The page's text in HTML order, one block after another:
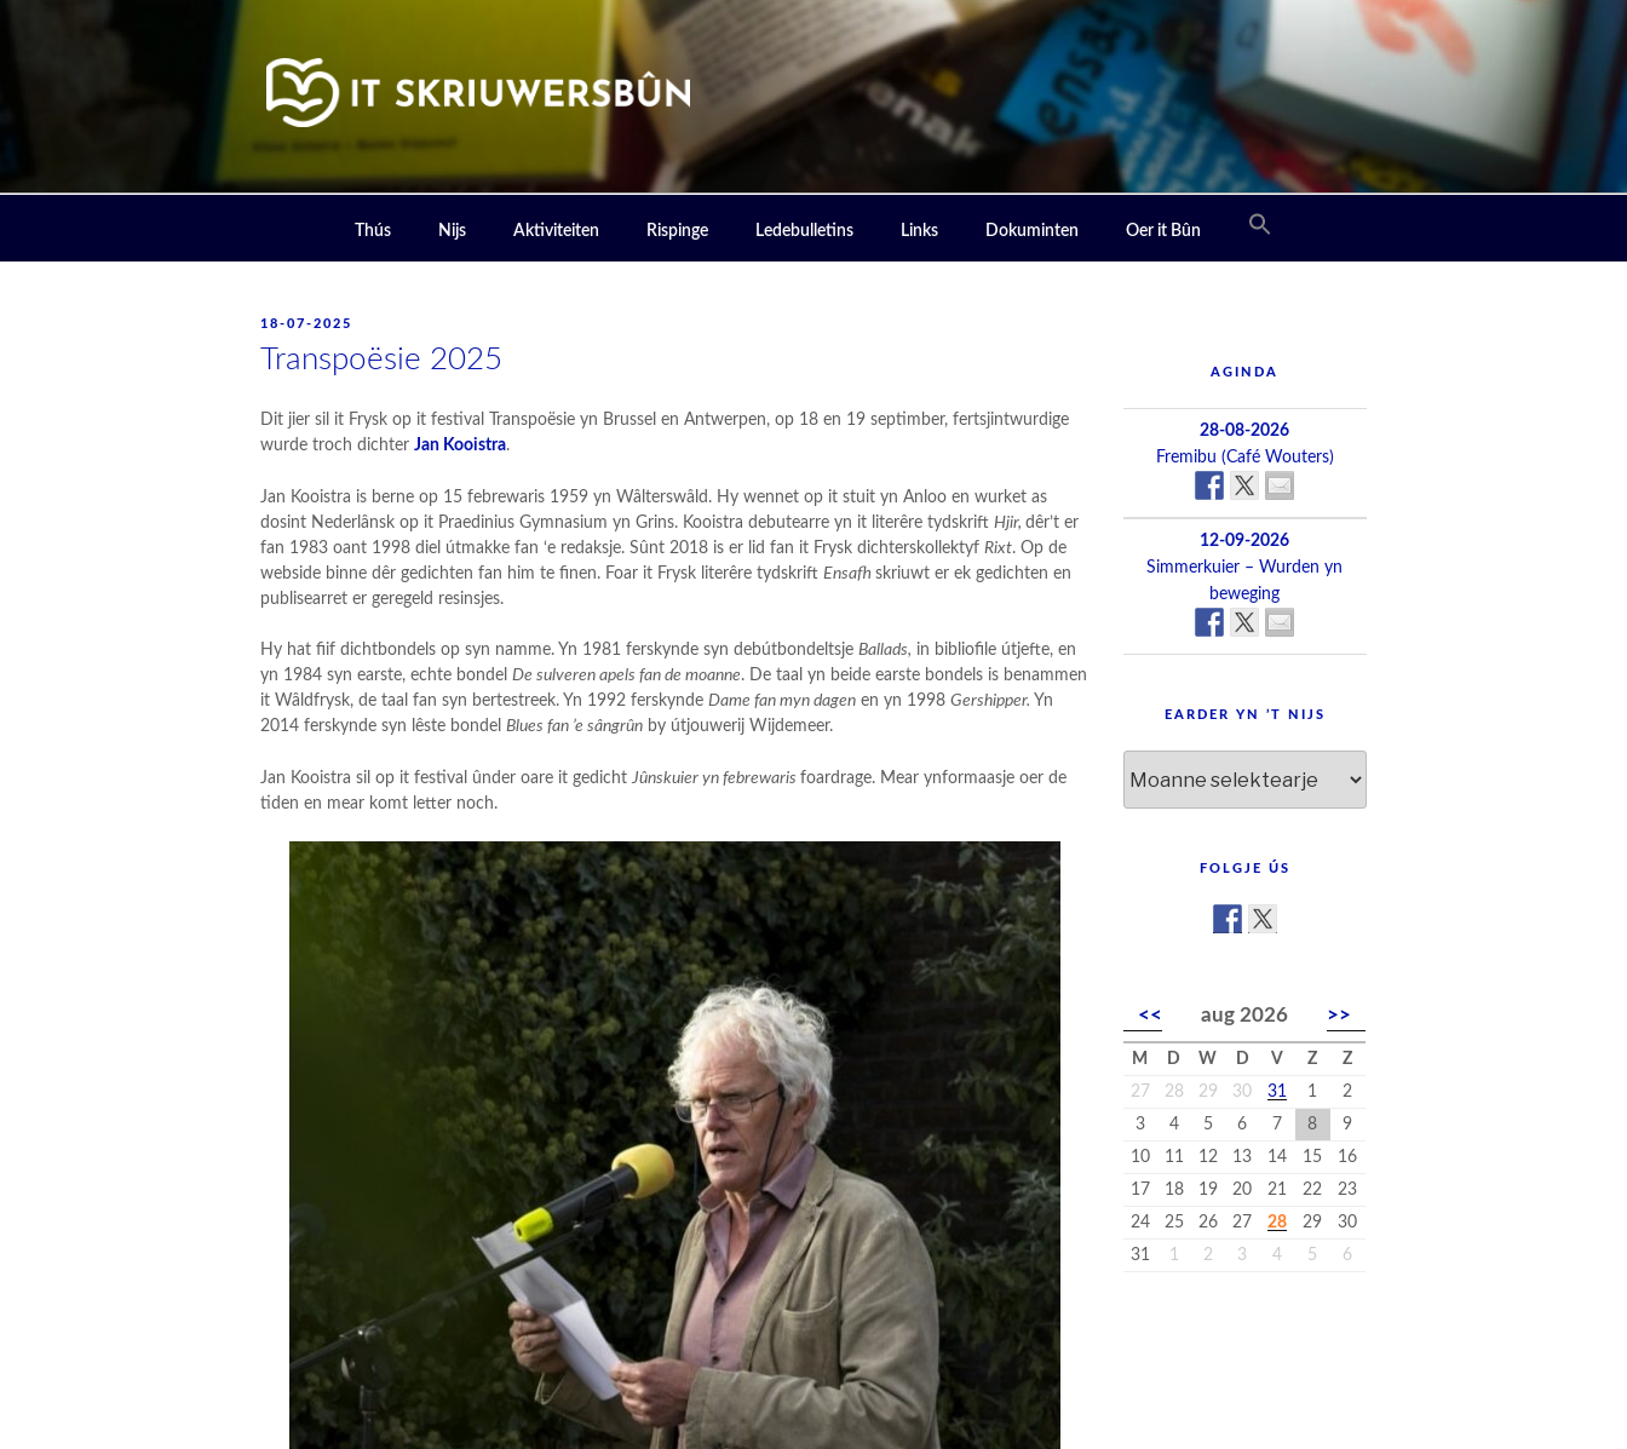
IT SKRIUWERSBOUN
Thús Nijs Aktiviteiten Rispinge Ledebulletins Links Dokuminten Oer it Bûn
POSTED
18-07-2025
Transpoësie 2025
Dit jier sil it Frysk op it festival Transpoësie yn Brussel en Antwerpen, op 18 en 19 septimber, fertsjintwurdige
wurde troch dichterJan Kooistra.
Jan Kooistra is berne op 15 febrewaris 1959 yn Wâlterswâld. Hy wennet op it stuit yn Anloo en wurket as
dosint Nederlânsk op it Praedinius Gymnasium yn Grins. Kooistra debutearre yn it literêre tydskrift Hjir,dêr’t er
fan 1983 oant 1998 diel útmakke fan ‘e redaksje. Sûnt 2018 is er lid fan it Frysk dichterskollektyf Rixt. Op de
webside binne dêr gedichten fan him te finen. Foar it Frysk literêre tydskrift Ensafhskriuwt er ek gedichten en
publisearret er geregeld resinsjes.
Hy hat fiif dichtbondels op syn namme. Yn 1981 ferskynde syn debútbondeltsjeBallads, in bibliofile útjefte, en
yn 1984 syn earste, echte bondelDe sulveren apels fan de moanne. De taal yn beide earste bondels is benammen
it Wâldfrysk, de taal fan syn bertestreek. Yn 1992 ferskyndeDame fan myn dagen en yn 1998Gershipper. Yn
2014 ferskynde syn lêste bondelBlues fan ’e sângrûn by útjouwerij Wijdemeer.
Jan Kooistra sil op it festival ûnder oare it gedicht Jûnskuier yn febrewarisfoardrage. Mear ynformaasje oer de
tiden en mear komt letter noch.
AGINDA
28-08-2026
Fremibu (Café Wouters)
12-09-2026
Simmerkuier – Wurden yn
beweging
EARDER YN ’T NIJS
yn
FOLGJE ÚS
<< aug 2026 >>
M D W D V Z
Z
27
28 29 30 31 1
2
3
4 5 6 7 8
9
10
11 12 13 14 15
16
17
18 19 20 21 22
23
24
25 26 27 28 29
30
31
1 2 3 4 5 6